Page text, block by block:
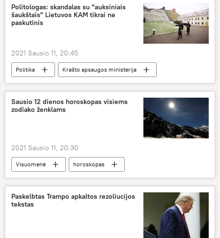
Turkija
Rusija JAV
Politologas: skandalas su "auksiniais
šaukštais" Lietuvos KAM tikrai ne
paskutinis
2021 Sausio 11, 20:45
Politika
Krašto apsaugos ministerija
auksiniai šaukštai
Sausio 12 dienos horoskopas visiems
zodiako ženklams
2021 Sausio 11, 20:30
Visuomenė horoskopas
Paskelbtas Trampo apkaltos rezoliucijos
tekstas